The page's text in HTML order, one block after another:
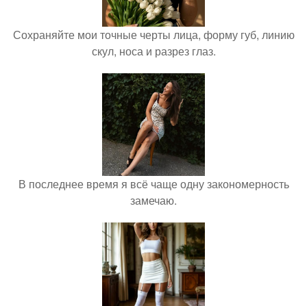
Сохраняйте мои точные черты лица, форму губ, линию
скул, носа и разрез глаз.
В последнее время я всё чаще одну закономерность
замечаю.